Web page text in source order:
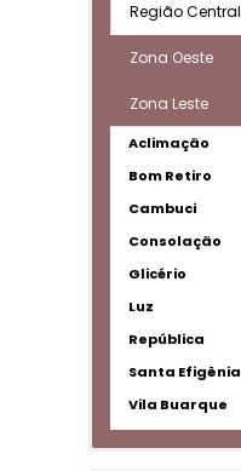
Região Central
Zona Oeste
Zona Leste
Aclimação
Bom Retiro
Cambuci
Consolação
Glicério
Luz
República
Santa Efigênia
Vila Buarque